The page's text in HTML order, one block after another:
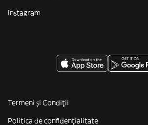
Instagram
Termeni și Condiții
Politica de confidenţialitate